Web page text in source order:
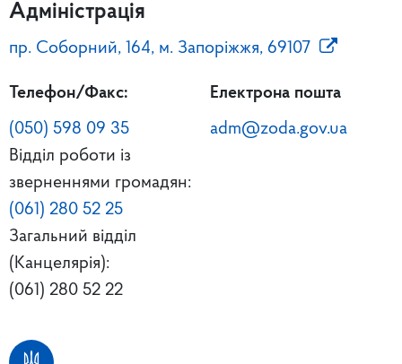
Адміністрація
пр. Соборний, 164, м. Запоріжжя, 69107
Телефон/Факс:
(050) 598 09 35
Відділ роботи із
зверненнями громадян:
(061) 280 52 25
Загальний відділ
(Канцелярія):
(061) 280 52 22
Електрона пошта
adm@zoda.gov.ua